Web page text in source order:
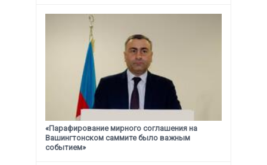
«Парафирование мирного соглашения на
Вашингтонском саммите было важным
событием»